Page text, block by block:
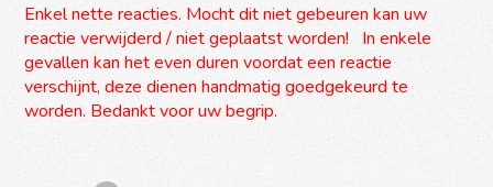
Enkel nette reacties. Mocht dit niet gebeuren kan uw
reactie verwijderd / niet geplaatst worden! In enkele
gevallen kan het even duren voordat een reactie
verschijnt, deze dienen handmatig goedgekeurd te
worden. Bedankt voor uw begrip.